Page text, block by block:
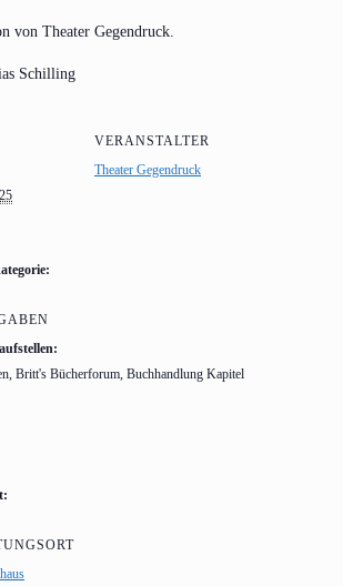
von Thea­ter Gegendruck.
Schilling
VERANSTALTER
Theater Gegendruck
Britt's Bücherforum, Buchhandlung Kapitel